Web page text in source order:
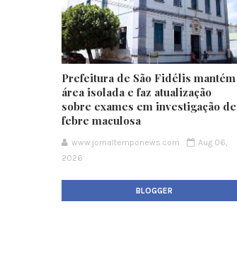
Prefeitura de São Fidélis mantém
área isolada e faz atualização
sobre exames em investigação de
febre maculosa
www.jornaltemponews.com
Aug 06,
2026
BLOGGER